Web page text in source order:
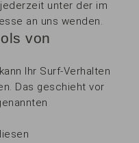
unter der im
an uns wenden.
von
Ihr Surf-Verhalten
Das geschieht vor